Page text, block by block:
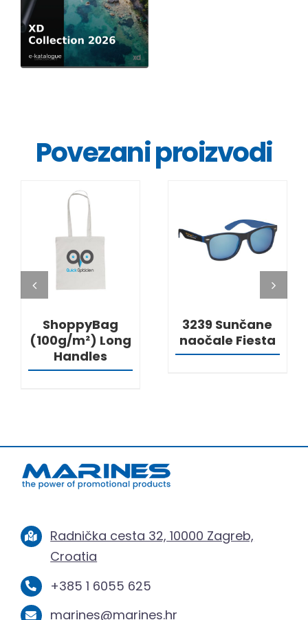
Povezani proizvodi
ShoppyBag
(100g/m²) Long
Handles
DETALJI
3239 Sunčane
naočale Fiesta
Radnička cesta 32, 10000 Zagreb,
Croatia
+385 1 6055 625
marines@marines.hr